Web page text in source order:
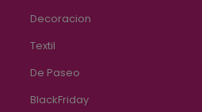
Decoracion
Textil
De Paseo
BlackFriday